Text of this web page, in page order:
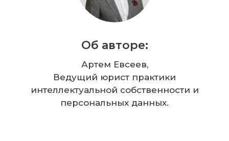
Об авторе:
Артем Евсеев,
Ведущий юрист практики
интеллектуальной собственности и
персональных данных.